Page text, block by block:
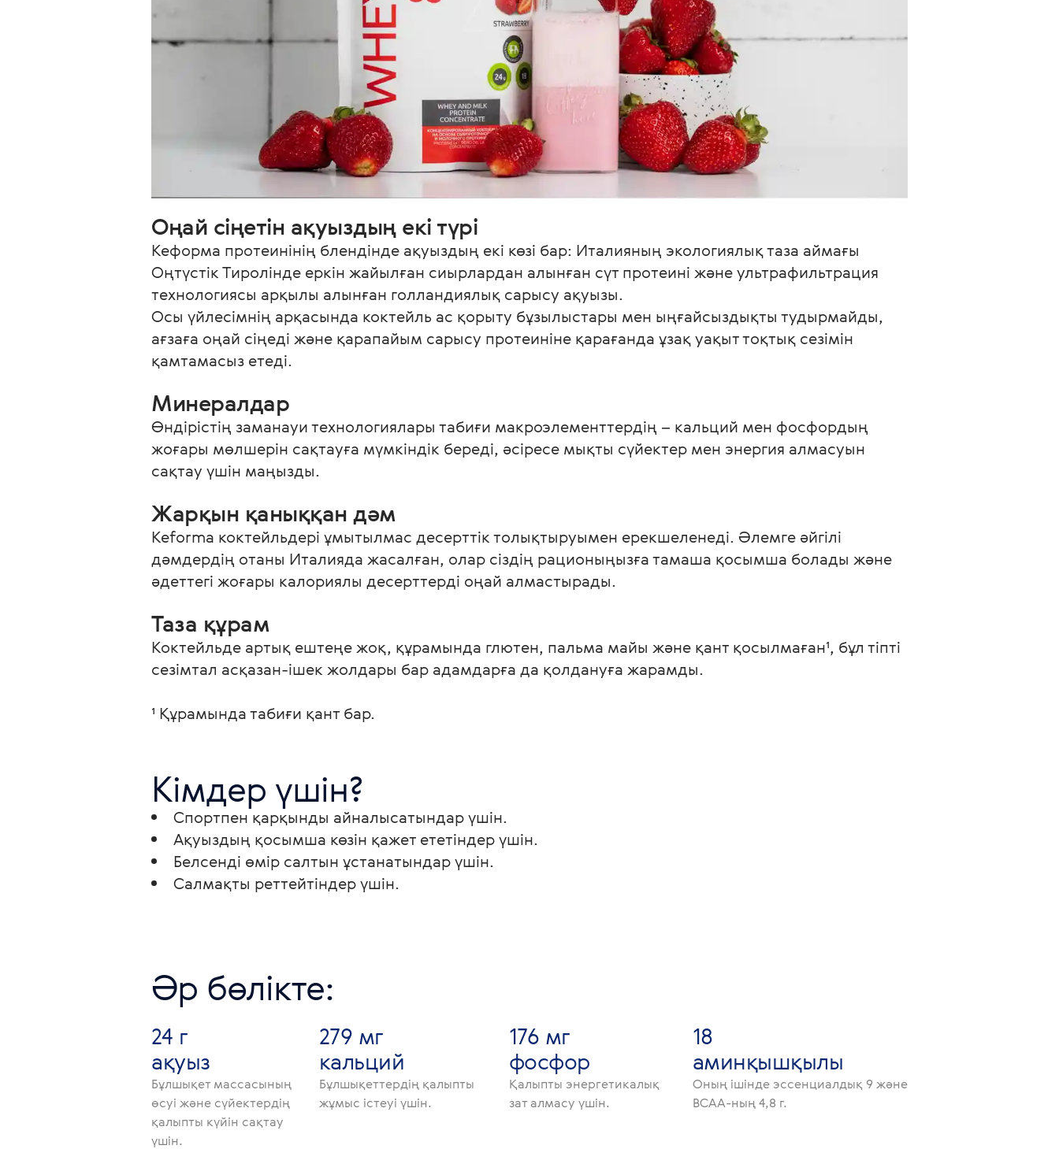
Оңай сіңетін ақуыздың екі түрі
Кеформа протеинінің блендінде ақуыздың екі көзі бар: Италияның экологиялық таза аймағы
Оңтүстік Тиролінде еркін жайылған сиырлардан алынған сүт протеині және ультрафильтрация
технологиясы арқылы алынған голландиялық сарысу ақуызы.
Осы үйлесімнің арқасында коктейль ас қорыту бұзылыстары мен ыңғайсыздықты тудырмайды,
ағзаға оңай сіңеді және қарапайым сарысу протеиніне қарағанда ұзақ уақыт тоқтық сезімін
қамтамасыз етеді.
Минералдар
Өндірістің заманауи технологиялары табиғи макроэлементтердің – кальций мен фосфордың
жоғары мөлшерін сақтауға мүмкіндік береді, әсіресе мықты сүйектер мен энергия алмасуын
сақтау үшін маңызды.
Жарқын қаныққан дәм
Keforma коктейльдері ұмытылмас десерттік толықтыруымен ерекшеленеді. Әлемге әйгілі
дәмдердің отаны Италияда жасалған, олар сіздің рационыңызға тамаша қосымша болады және
әдеттегі жоғары калориялы десерттерді оңай алмастырады.
Таза құрам
Коктейльде артық ештеңе жоқ, құрамында глютен, пальма майы және қант қосылмаған¹, бұл тіпті
сезімтал асқазан-ішек жолдары бар адамдарға да қолдануға жарамды.
¹ Құрамында табиғи қант бар.
Кімдер үшін?
Спортпен қарқынды айналысатындар үшін.
Ақуыздың қосымша көзін қажет ететіндер үшін.
Белсенді өмір салтын ұстанатындар үшін.
Салмақты реттейтіндер үшін.
Әр бөлікте:
24 г
ақуыз
Бұлшықет массасының
өсуі және сүйектердің
қалыпты күйін сақтау
үшін.
279 мг
кальций
Бұлшықеттердің қалыпты
жұмыс істеуі үшін.
176 мг
фосфор
Қалыпты энергетикалық
зат алмасу үшін.
18
аминқышқылы
Оның ішінде эссенциалдық 9 және
BCAA-ның 4,8 г.